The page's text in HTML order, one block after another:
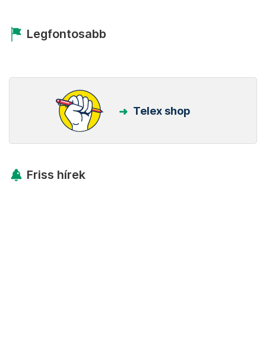
Legfontosabb
Telex shop
Friss hírek